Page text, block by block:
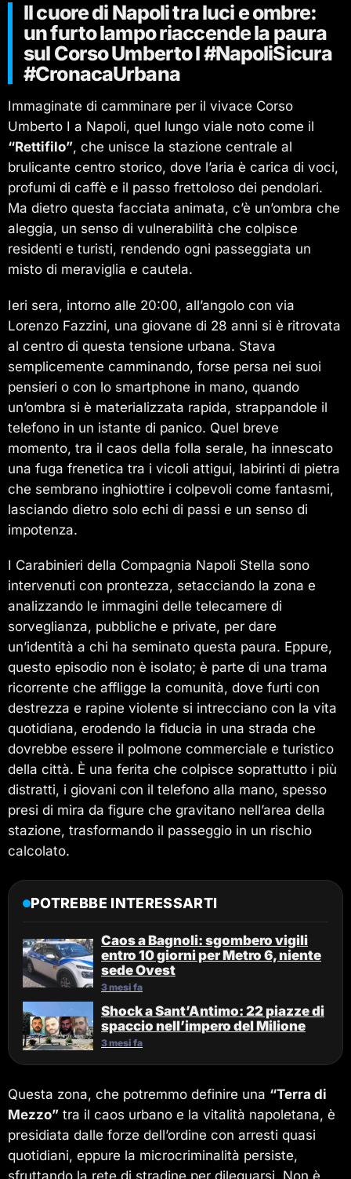
Il cuore di Napoli tra luci e ombre:
un furto lampo riaccende la paura
sul Corso Umberto I #NapoliSicura
#CronacaUrbana
Immaginate di camminare per il vivace Corso
Umberto I a Napoli, quel lungo viale noto come il
“Rettifilo”, che unisce la stazione centrale al
brulicante centro storico, dove l’aria è carica di voci,
profumi di caffè e il passo frettoloso dei pendolari.
Ma dietro questa facciata animata, c’è un’ombra che
aleggia, un senso di vulnerabilità che colpisce
residenti e turisti, rendendo ogni passeggiata un
misto di meraviglia e cautela.
Ieri sera, intorno alle 20:00, all’angolo con via
Lorenzo Fazzini, una giovane di 28 anni si è ritrovata
al centro di questa tensione urbana. Stava
semplicemente camminando, forse persa nei suoi
pensieri o con lo smartphone in mano, quando
un’ombra si è materializzata rapida, strappandole il
telefono in un istante di panico. Quel breve
momento, tra il caos della folla serale, ha innescato
una fuga frenetica tra i vicoli attigui, labirinti di pietra
che sembrano inghiottire i colpevoli come fantasmi,
lasciando dietro solo echi di passi e un senso di
impotenza.
I Carabinieri della Compagnia Napoli Stella sono
intervenuti con prontezza, setacciando la zona e
analizzando le immagini delle telecamere di
sorveglianza, pubbliche e private, per dare
un’identità a chi ha seminato questa paura. Eppure,
questo episodio non è isolato; è parte di una trama
ricorrente che affligge la comunità, dove furti con
destrezza e rapine violente si intrecciano con la vita
quotidiana, erodendo la fiducia in una strada che
dovrebbe essere il polmone commerciale e turistico
della città. È una ferita che colpisce soprattutto i più
distratti, i giovani con il telefono alla mano, spesso
presi di mira da figure che gravitano nell’area della
stazione, trasformando il passeggio in un rischio
calcolato.
POTREBBE INTERESSARTI
Caos a Bagnoli: sgombero vigili
entro 10 giorni per Metro 6, niente
sede Ovest
3 mesi fa
Shock a Sant’Antimo: 22 piazze di
spaccio nell’impero del Milione
3 mesi fa
Questa zona, che potremmo definire una “Terra di
Mezzo” tra il caos urbano e la vitalità napoletana, è
presidiata dalle forze dell’ordine con arresti quasi
quotidiani, eppure la microcriminalità persiste,